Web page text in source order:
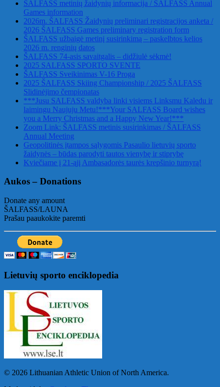
ŠALFASS metinių žaidynių informacija / ŠALFASS Annual
Games information
2026m. ŠALFASS Žaidynių preliminari registracijos anketa /
2026 ŠALFASS Games preliminary registration form
ŠALFASS užbaigė metinį susirinkimą – paskelbtos kelios
2026 m. renginių datos
ŠALFASS 74-asis savaitgalis – didžiulė sėkmė!
2025 SALFASS SPORTO SVENTE
ŠALFASS Sveikinimas V-16 Proga
2025 ŠALFASS Skiing Championship / 2025 ŠALFASS
Slidinėjimo čempionatas
***Jusu SALFASS valdyba linki visiems Linksmu Kaledu ir
laimingu Naujuju Metu!***Your SALFASS Board wishes
you a Merry Christmas and a Happy New Year!***
Zoom Link: ŠALFASS metinis susirinkimas / ŠALFASS
Annual Meeting
Geopolitinės įtampos sąlygomis Pasaulio lietuvių sporto
žaidynės – būdas parodyti tautos vienybę ir stiprybę
Kviečiame į 21-ąjį Ambasadorės taurės krepšinio turnyrą!
Aukos – Donations
Donate any amount
ŠALFASS/LAUNA
Prašau paaukokite paremti
Lietuvių sporto enciklopedia
© 2026 Lithuanian Athletic Union of North America.